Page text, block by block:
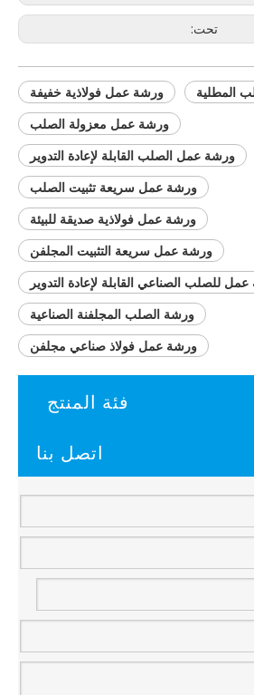
تحت:
ورشة عمل فولاذية خفيفة
المطلية
ورشة عمل معزولة الصلب
ورشة عمل الصلب القابلة لإعادة التدوير
ورشة عمل سريعة تثبيت الصلب
ورشة عمل فولاذية صديقة للبيئة
ورشة عمل سريعة التثبيت المجلفن
للصلب الصناعي القابلة لإعادة التدوير
ورشة الصلب المجلفنة الصناعية
ورشة عمل فولاذ صناعي مجلفن
فئة المنتج
اتصل بنا